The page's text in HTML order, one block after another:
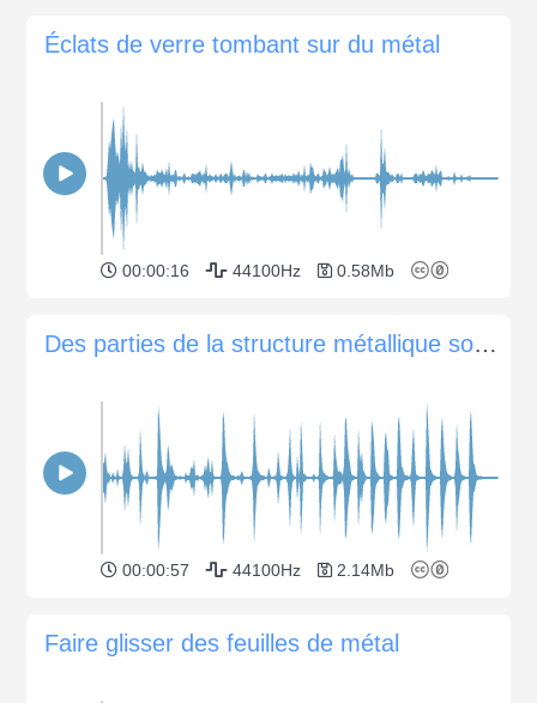
Éclats de verre tombant sur du métal
00:00:16 44100Hz 0.58Mb
Des parties de la structure métallique sont arrachées
00:00:57 44100Hz 2.14Mb
Faire glisser des feuilles de métal